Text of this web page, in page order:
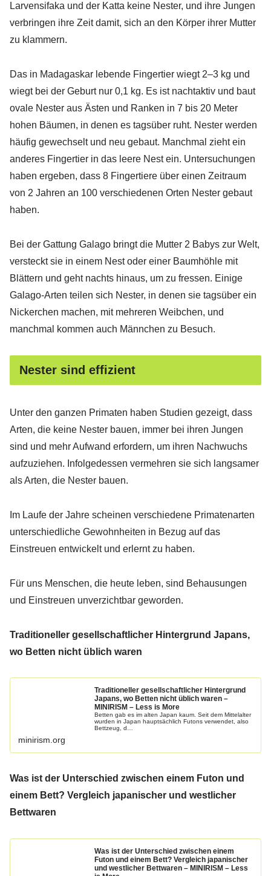
Larvensifaka und der Katta keine Nester, und ihre Jungen
verbringen ihre Zeit damit, sich an den Körper ihrer Mutter
zu klammern.
Das in Madagaskar lebende Fingertier wiegt 2–3 kg und
wiegt bei der Geburt nur 0,1 kg. Es ist nachtaktiv und baut
ovale Nester aus Ästen und Ranken in 7 bis 20 Meter
hohen Bäumen, in denen es tagsüber ruht. Nester werden
häufig gewechselt und neu gebaut. Manchmal zieht ein
anderes Fingertier in das leere Nest ein. Untersuchungen
haben ergeben, dass 8 Fingertiere über einen Zeitraum
von 2 Jahren an 100 verschiedenen Orten Nester gebaut
haben.
Bei der Gattung Galago bringt die Mutter 2 Babys zur Welt,
versteckt sie in einem Nest oder einer Baumhöhle mit
Blättern und geht nachts hinaus, um zu fressen. Einige
Galago-Arten teilen sich Nester, in denen sie tagsüber ein
Nickerchen machen, mit mehreren Weibchen, und
manchmal kommen auch Männchen zu Besuch.
Nester sind effizient
Unter den ganzen Primaten haben Studien gezeigt, dass
Arten, die keine Nester bauen, immer bei ihren Jungen
sind und mehr Aufwand erfordern, um ihren Nachwuchs
aufzuziehen. Infolgedessen vermehren sie sich langsamer
als Arten, die Nester bauen.
Im Laufe der Jahre scheinen verschiedene Primatenarten
unterschiedliche Gewohnheiten in Bezug auf das
Einstreuen entwickelt und erlernt zu haben.
Für uns Menschen, die heute leben, sind Behausungen
und Einstreuen unverzichtbar geworden.
Traditioneller gesellschaftlicher Hintergrund Japans,
wo Betten nicht üblich waren
Traditioneller gesellschaftlicher Hintergrund
Japans, wo Betten nicht üblich waren –
MINIRISM – Less is More
Betten gab es im alten Japan kaum. Seit dem Mittelalter
wurden in Japan hauptsächlich Futons verwendet, also
Bettzeug, d…
minirism.org
Was ist der Unterschied zwischen einem Futon und
einem Bett? Vergleich japanischer und westlicher
Bettwaren
Was ist der Unterschied zwischen einem
Futon und einem Bett? Vergleich japanischer
und westlicher Bettwaren – MINIRISM – Less